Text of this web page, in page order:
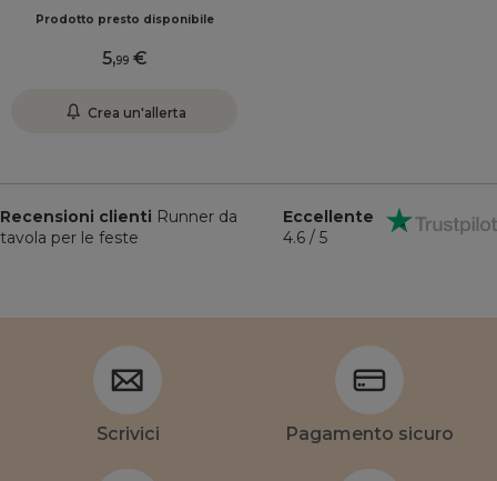
Prodotto presto disponibile
5,99
Crea un'allerta
Recensioni clienti Runner da
tavola per le feste
Eccellente
4.6 / 5
Scrivici Pagamento sicuro